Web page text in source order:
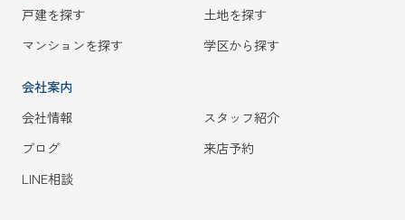
戸建を探す
土地を探す
マンションを探す
学区から探す
会社案内
会社情報
スタッフ紹介
ブログ
来店予約
LINE相談